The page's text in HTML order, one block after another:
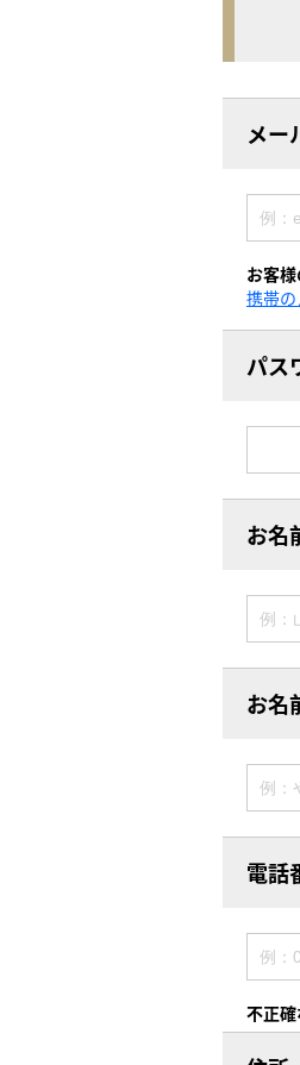
メー
お客
携帯
パス
お名
お名
電話
不正